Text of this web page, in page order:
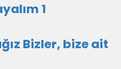
1
Bizler, bize ait